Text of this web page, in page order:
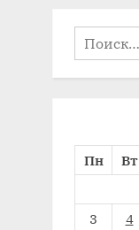
Найти:
Пн
Вт
3
4